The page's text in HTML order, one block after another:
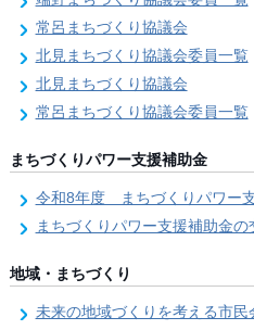
常呂まちづくり協議会
北見まちづくり協議会委員一覧
北見まちづくり協議会
常呂まちづくり協議会委員一覧
まちづくりパワー支援補助金
令和8年度 まちづくりパワー支援補助
まちづくりパワー支援補助金の
地域・まちづくり
未来の地域づくりを考える市民